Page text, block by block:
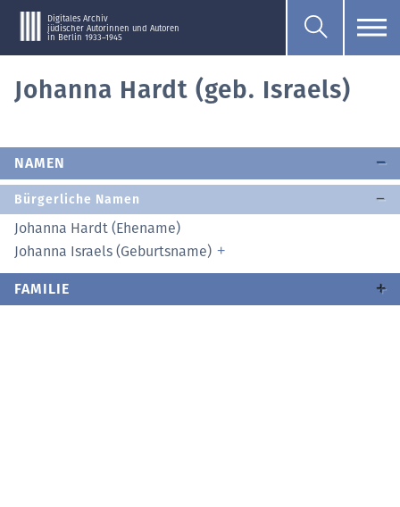
Digitales Archiv
jüdischer Autorinnen und Autoren
in Berlin 1933–1945
Johanna Hardt (geb. Israels)
NAMEN
Bürgerliche Namen
Johanna Hardt (Ehename)
Johanna Israels (Geburtsname)
FAMILIE